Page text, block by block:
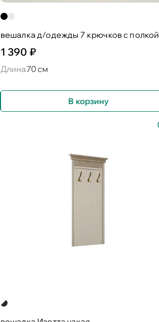
вешалка д/одежды 7 крючков с полкой
1 390 ₽
Длина70 см
В корзину